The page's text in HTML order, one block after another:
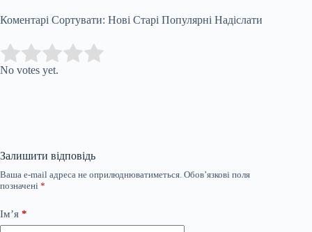
Коментарі Сортувати: Нові Старі Популярні Надіслати
Rate this item:
No votes yet.
Залишити відповідь
Ваша e-mail адреса не оприлюднюватиметься. Обов’язкові поля
позначені *
Ім’я *